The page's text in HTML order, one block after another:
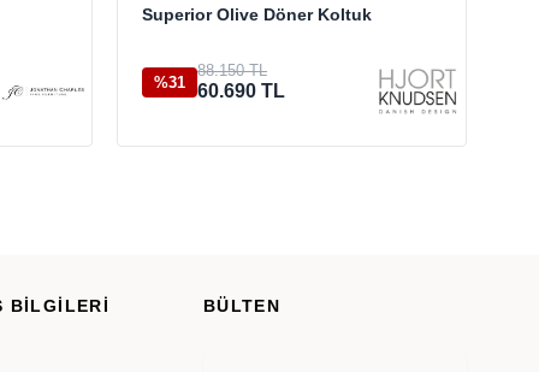
Superior Olive Döner Koltuk
%31
88.150 TL
60.690 TL
BİLGİLERİ BÜLTEN